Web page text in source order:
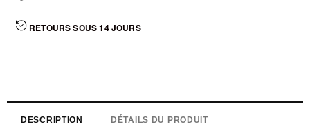
RETOURS SOUS 14 JOURS
DESCRIPTION DÉTAILS DU PRODUIT